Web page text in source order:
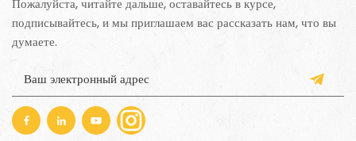
Пожалуйста, читайте дальше, оставайтесь в курсе,
подписывайтесь, и мы приглашаем вас рассказать нам, что вы
думаете.